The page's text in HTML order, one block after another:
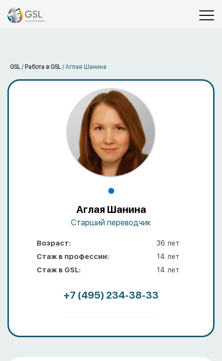
GSL / Работа в GSL /Аглая Шанина
Аглая Шанина
Старший переводчик
Возраст: 36 лет
Стаж в профессии:
14 лет
Стаж в GSL:
14 лет
+7 (495) 234-38-33